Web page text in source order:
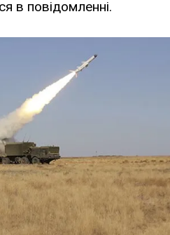
в повідомленні.